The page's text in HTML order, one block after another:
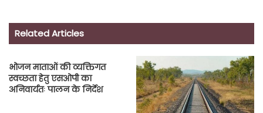
Related Articles
भोजन माताओं की व्यक्तिगत
स्वच्छता हेतु एसओपी का
अनिवार्यतः पालन के निर्देश